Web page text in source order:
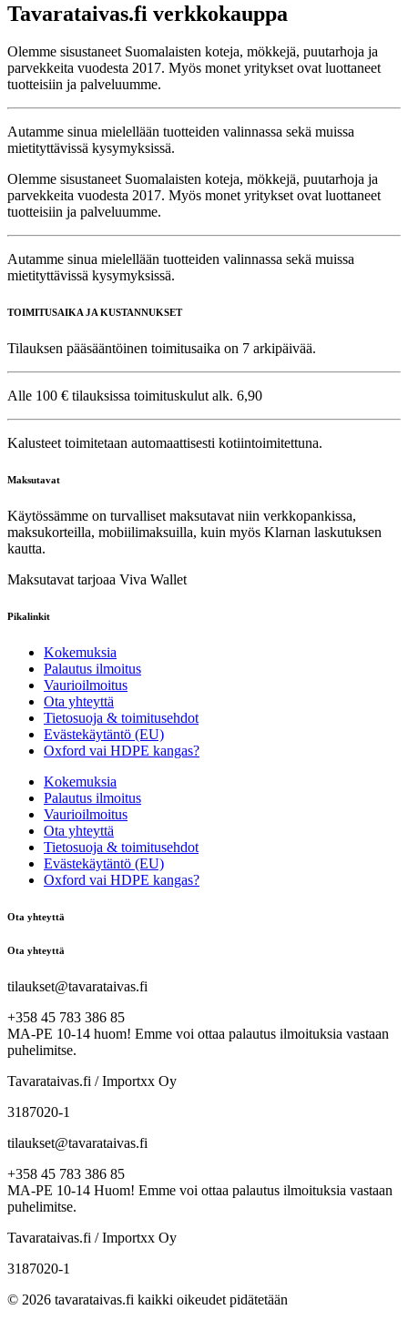
Tavarataivas.fi verkkokauppa
Olemme sisustaneet Suomalaisten koteja, mökkejä, puutarhoja ja
parvekkeita vuodesta 2017. Myös monet yritykset ovat luottaneet
tuotteisiin ja palveluumme.
Autamme sinua mielellään tuotteiden valinnassa sekä muissa
mietityttävissä kysymyksissä.
Olemme sisustaneet Suomalaisten koteja, mökkejä, puutarhoja ja
parvekkeita vuodesta 2017. Myös monet yritykset ovat luottaneet
tuotteisiin ja palveluumme.
Autamme sinua mielellään tuotteiden valinnassa sekä muissa
mietityttävissä kysymyksissä.
TOIMITUSAIKA JA KUSTANNUKSET
Tilauksen pääsääntöinen toimitusaika on 7 arkipäivää.
Alle 100 € tilauksissa toimituskulut alk. 6,90
Kalusteet toimitetaan automaattisesti kotiintoimitettuna.
Maksutavat
Käytössämme on turvalliset maksutavat niin verkkopankissa,
maksukorteilla, mobiilimaksuilla, kuin myös Klarnan laskutuksen
kautta.
Maksutavat tarjoaa Viva Wallet
Pikalinkit
Kokemuksia
Palautus ilmoitus
Vaurioilmoitus
Ota yhteyttä
Tietosuoja & toimitusehdot
Evästekäytäntö (EU)
Oxford vai HDPE kangas?
Kokemuksia
Palautus ilmoitus
Vaurioilmoitus
Ota yhteyttä
Tietosuoja & toimitusehdot
Evästekäytäntö (EU)
Oxford vai HDPE kangas?
Ota yhteyttä
Ota yhteyttä
tilaukset@tavarataivas.fi
+358 45 783 386 85
MA-PE 10-14 huom! Emme voi ottaa palautus ilmoituksia vastaan
puhelimitse.
Tavarataivas.fi / Importxx Oy
3187020-1
tilaukset@tavarataivas.fi
+358 45 783 386 85
MA-PE 10-14 Huom! Emme voi ottaa palautus ilmoituksia vastaan
puhelimitse.
Tavarataivas.fi / Importxx Oy
3187020-1
© 2026 tavarataivas.fi kaikki oikeudet pidätetään